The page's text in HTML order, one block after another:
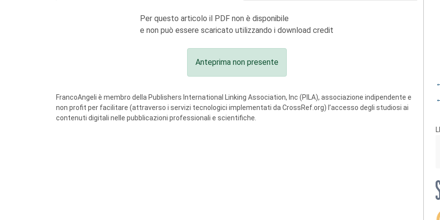
Per questo articolo il PDF non è disponibile
e non può essere scaricato utilizzando i download credit
Anteprima non presente
FrancoAngeli è membro della Publishers International Linking Association, Inc (PILA), associazione indipendente e
non profit per facilitare (attraverso i servizi tecnologici implementati da CrossRef.org) l’accesso degli studiosi ai
contenuti digitali nelle pubblicazioni professionali e scientifiche.